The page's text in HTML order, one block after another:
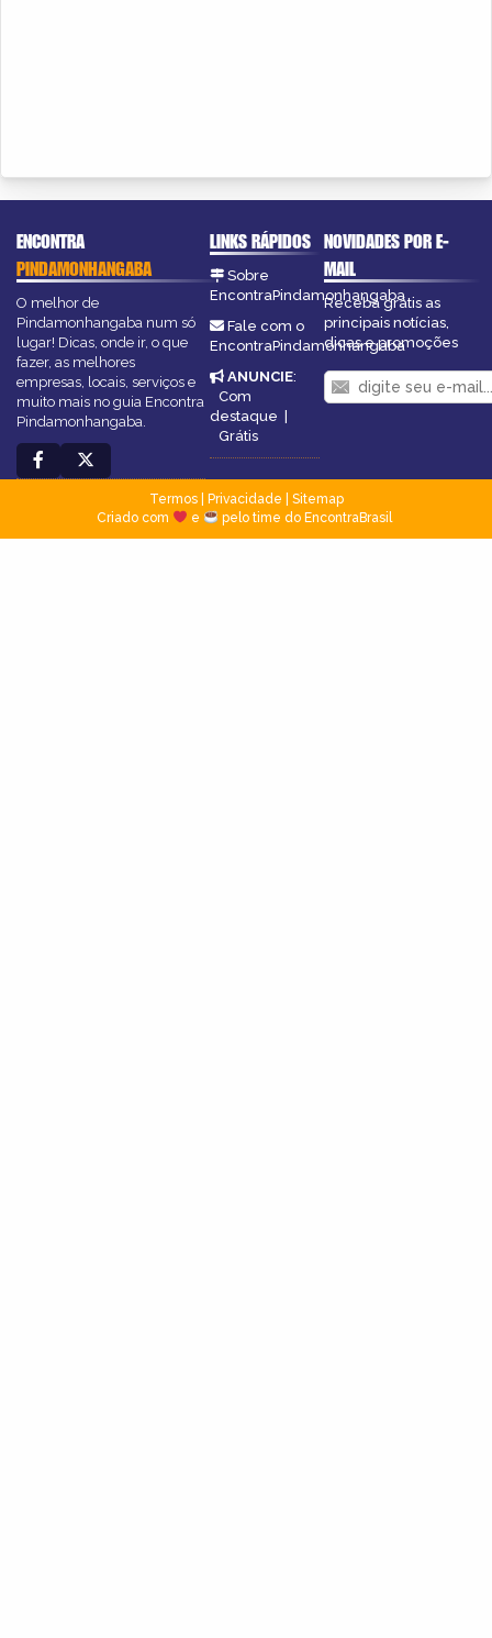
ENCONTRA
PINDAMONHANGABA
O melhor de
Pindamonhangaba num só
lugar! Dicas, onde ir, o que
fazer, as melhores
empresas, locais, serviços e
muito mais no guia Encontra
Pindamonhangaba.
LINKS RÁPIDOS
Sobre
EncontraPindamonhangaba
Fale com o
EncontraPindamonhangaba
ANUNCIE:
Com
destaque |
Grátis
NOVIDADES POR E-
MAIL
Receba grátis as
principais notícias,
dicas e promoções
Termos| Privacidade
Sitemap
Criado com
e pelo time do EncontraBrasil